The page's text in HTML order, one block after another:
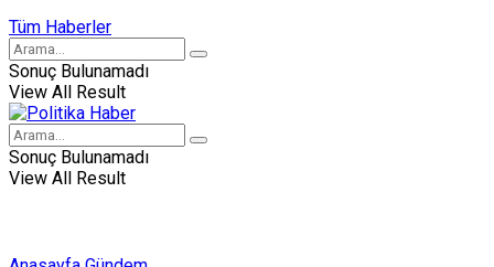
Tüm Haberler
Sonuç Bulunamadı
View All Result
Sonuç Bulunamadı
View All Result